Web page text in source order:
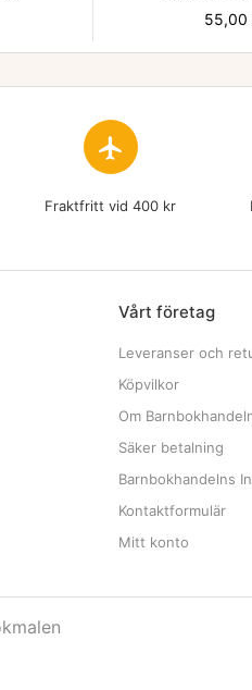
Pris
55,00
flight
Fraktfritt vid 400 kr
Vårt företag
Leveranser och
Köpvilkor
Om
Säker betalning
Barnbokhandelns
Kontaktformulär
Mitt konto